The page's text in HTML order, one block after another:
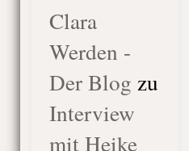
Clara
Werden -
Der Blog zu
Interview
mit Heike